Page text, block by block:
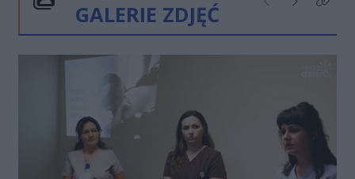
GALERIE ZDJĘĆ
Poprzednie
NastępneKliknij